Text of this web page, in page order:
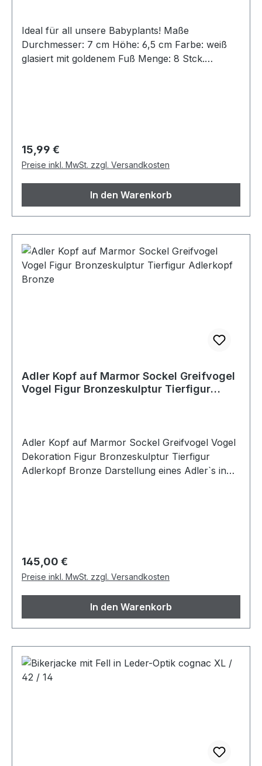
Ideal für all unsere Babyplants! Maße
Durchmesser: 7 cm Höhe: 6,5 cm Farbe: weiß
glasiert mit goldenem Fuß Menge: 8 Stck.
Regulärer Preis:
15,99 €
Preise inkl. MwSt. zzgl. Versandkosten
In den Warenkorb
Adler Kopf auf Marmor Sockel Greifvogel
Vogel Figur Bronzeskulptur Tierfigur
Adler Kopf auf Marmor Sockel Greifvogel Vogel
Dekoration Figur Bronzeskulptur Tierfigur
Adlerkopf Bronze Darstellung eines Adler`s in
Sockel: H 10 x T 10 x B 10 cm Artikelzustand:
Vitrinenstück, sehr gut
Regulärer Preis:
145,00 €
Preise inkl. MwSt. zzgl. Versandkosten
In den Warenkorb